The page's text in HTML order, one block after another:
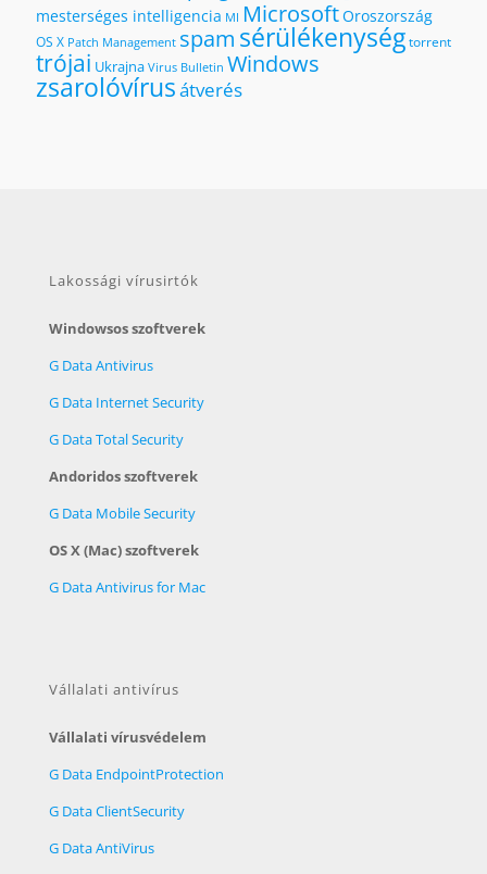
mesterséges intelligencia MI MicrosoftOroszország
OS X Patch Management spam sérülékenységtorrent
trójai Ukrajna Virus Bulletin Windows
zsarolóvírusátverés
Lakossági vírusirtók
Windowsos szoftverek
G Data Antivirus
G Data Internet Security
G Data Total Security
Andoridos szoftverek
G Data Mobile Security
OS X (Mac) szoftverek
G Data Antivirus for Mac
Vállalati antivírus
Vállalati vírusvédelem
G Data EndpointProtection
G Data ClientSecurity
G Data AntiVirus